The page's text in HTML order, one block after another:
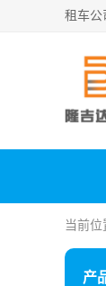
租车公
当前位
产